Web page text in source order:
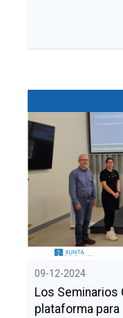
09-12-2024
Los Seminarios
plataforma